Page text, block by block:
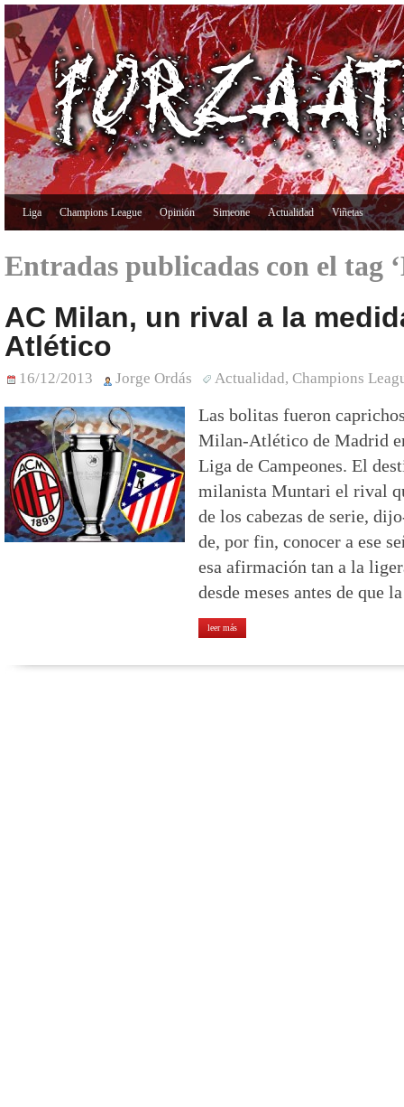
Liga Champions League Opinión Simeone Actualidad Viñetas
Entradas publicadas con el tag
AC Milan, un rival a la
Atlético
16/12/2013 Jorge Ordás Actualidad, Champions
Las bolitas fueron
Milan-Atlético de Madrid
Liga de Campeones. El
milanista Muntari el rival
de los cabezas de serie,
de, por fin, conocer a ese
esa afirmación tan a la
desde meses antes de que
leer más